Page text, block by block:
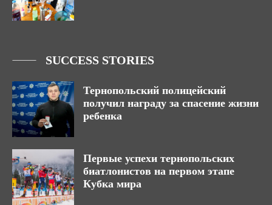
SUCCESS STORIES
Тернопольский полицейский
получил награду за спасение жизни
ребенка
Первые успехи тернопольских
биатлонистов на первом этапе
Кубка мира